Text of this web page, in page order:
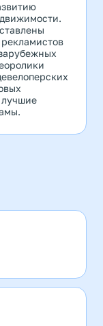
лучшие